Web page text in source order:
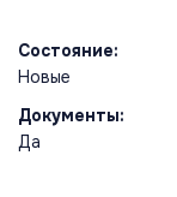
Состояние:
Новые
Документы:
Да